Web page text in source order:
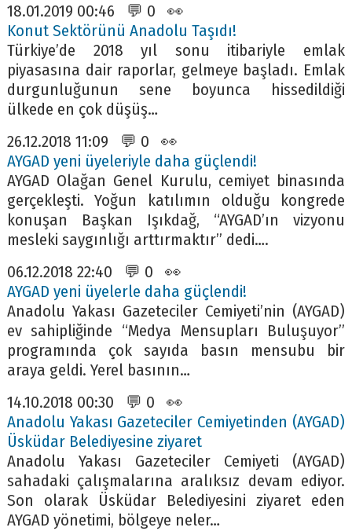
18.01.2019 00:46 💬 0 👀
Konut Sektörünü Anadolu Taşıdı!
Türkiye’de 2018 yıl sonu itibariyle emlak
piyasasına dair raporlar, gelmeye başladı. Emlak
durgunluğunun sene boyunca hissedildiği
ülkede en çok düşüş…
26.12.2018 11:09 💬 0 👀
AYGAD yeni üyeleriyle daha güçlendi!
AYGAD Olağan Genel Kurulu, cemiyet binasında
gerçekleşti. Yoğun katılımın olduğu kongrede
konuşan Başkan Işıkdağ, “AYGAD’ın vizyonu
mesleki saygınlığı arttırmaktır” dedi….
06.12.2018 22:40 💬 0 👀
AYGAD yeni üyelerle daha güçlendi!
Anadolu Yakası Gazeteciler Cemiyeti’nin (AYGAD)
ev sahipliğinde “Medya Mensupları Buluşuyor”
programında çok sayıda basın mensubu bir
araya geldi. Yerel basının…
14.10.2018 00:30 💬 0 👀
Anadolu Yakası Gazeteciler Cemiyetinden (AYGAD)
Üsküdar Belediyesine ziyaret
Anadolu Yakası Gazeteciler Cemiyeti (AYGAD)
sahadaki çalışmalarına aralıksız devam ediyor.
Son olarak Üsküdar Belediyesini ziyaret eden
AYGAD yönetimi, bölgeye neler…